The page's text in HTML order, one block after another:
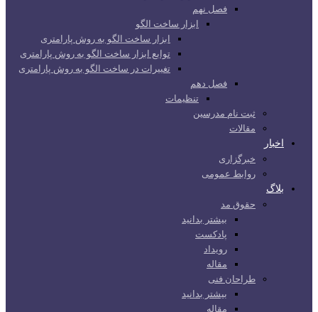
فصل نهم
ابزار ساخت الگو
ابزار ساخت الگو به روش پارامتری
توابع ابزار ساخت الگو به روش پارامتری
تغییرات در ساخت الگو به روش پارامتری
فصل دهم
تنظیمات
ثبت نام مدرسین
مقالات
اخبار
خبرگزاری
روابط عمومی
بلاگ
حقوق مد
بیشتر بدانید
پادکست
رویداد
مقاله
طراحان فنی
بیشتر بدانید
مقاله